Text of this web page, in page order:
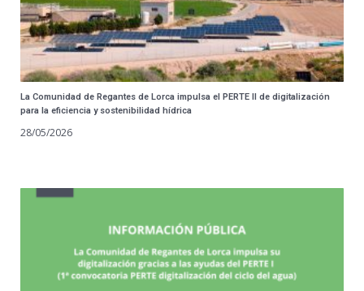
La Comunidad de Regantes de Lorca impulsa el PERTE II de digitalización
para la eficiencia y sostenibilidad hídrica
28/05/2026